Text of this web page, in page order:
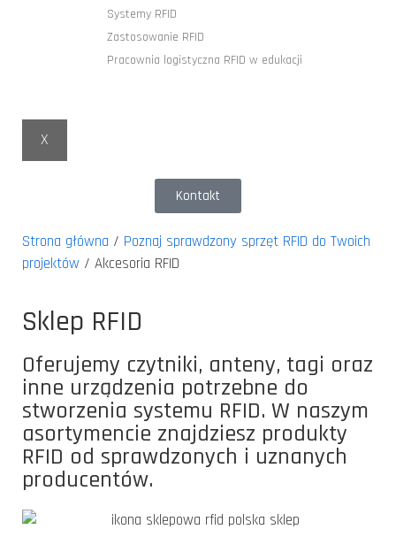
Systemy RFID
Zastosowanie RFID
Pracownia logistyczna RFID w edukacji
X
Kontakt
Strona główna / Poznaj sprawdzony sprzęt RFID do Twoich
projektów / Akcesoria RFID
Sklep RFID
Oferujemy czytniki, anteny, tagi oraz
inne urządzenia potrzebne do
stworzenia systemu RFID. W naszym
asortymencie znajdziesz produkty
RFID od sprawdzonych i uznanych
producentów.